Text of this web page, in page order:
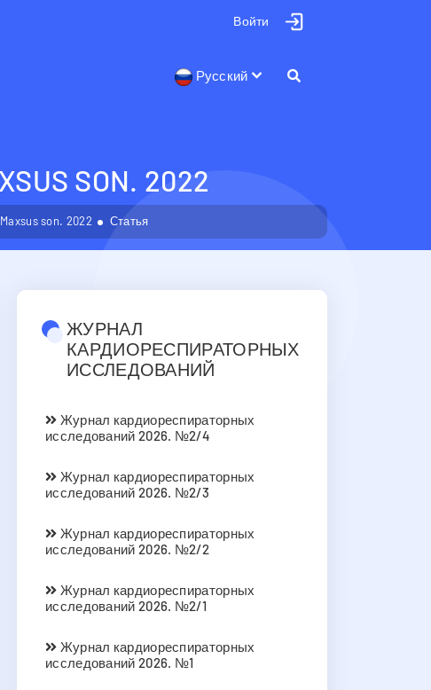
Войти
Русский
SON. 2022
son. 2022 Статья
ЖУРНАЛ
КАРДИОРЕСПИРАТОРНЫХ
ИССЛЕДОВАНИЙ
Журнал кардиореспираторных
исследований 2026. №2/4
Журнал кардиореспираторных
исследований 2026. №2/3
Журнал кардиореспираторных
исследований 2026. №2/2
Журнал кардиореспираторных
исследований 2026. №2/1
Журнал кардиореспираторных
исследований 2026. №1